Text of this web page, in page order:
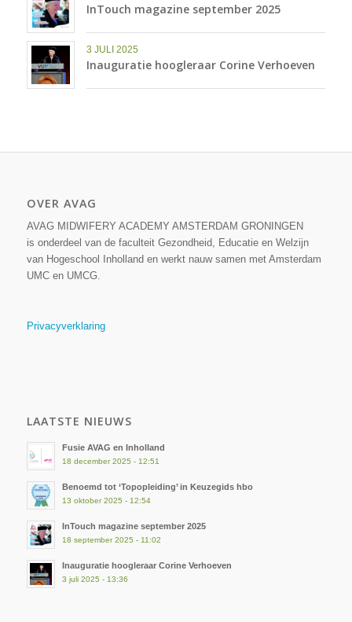
InTouch magazine september 2025
3 JULI 2025
Inauguratie hoogleraar Corine Verhoeven
OVER AVAG
AVAG MIDWIFERY ACADEMY AMSTERDAM GRONINGEN
is onderdeel van de faculteit Gezondheid, Educatie en Welzijn
van Hogeschool Inholland en werkt nauw samen met Amsterdam
UMC en UMCG.
Privacyverklaring
LAATSTE NIEUWS
Fusie AVAG en Inholland
18 december 2025 - 12:51
Benoemd tot ‘Topopleiding’ in Keuzegids hbo
13 oktober 2025 - 12:54
InTouch magazine september 2025
18 september 2025 - 11:02
Inauguratie hoogleraar Corine Verhoeven
3 juli 2025 - 13:36